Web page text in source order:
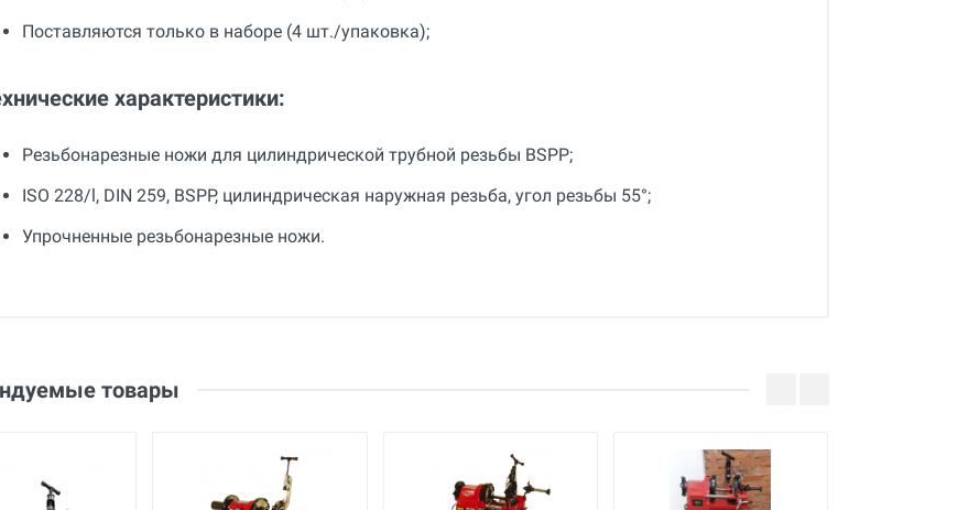
Поставляются только в наборе (4 шт./упаковка);
характеристики:
Резьбонарезные ножи для цилиндрической трубной резьбы BSPP;
ISO 228/l, DIN 259, BSPP, цилиндрическая наружная резьба, угол резьбы 55°;
Упрочненные резьбонарезные ножи.
товары